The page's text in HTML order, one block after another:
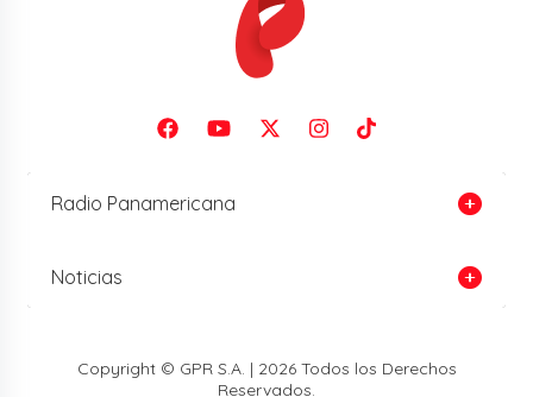
Radio Panamericana
Noticias
Copyright © GPR S.A. | 2026 Todos los Derechos
Reservados.